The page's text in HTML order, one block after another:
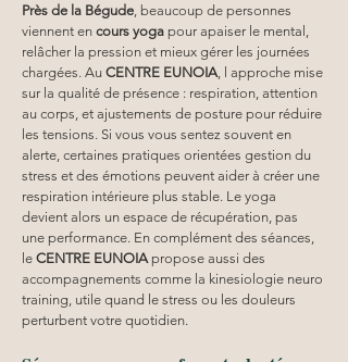
Près de la Bégude , beaucoup de personnes
viennent en cours yoga pour apaiser le mental,
relâcher la pression et mieux gérer les journées
chargées. Au CENTRE EUNOIA , l approche mise
sur la qualité de présence : respiration, attention
au corps, et ajustements de posture pour réduire
les tensions. Si vous vous sentez souvent en
alerte, certaines pratiques orientées gestion du
stress et des émotions peuvent aider à créer une
respiration intérieure plus stable. Le yoga
devient alors un espace de récupération, pas
une performance. En complément des séances,
le CENTRE EUNOIA propose aussi des
accompagnements comme la kinesiologie neuro
training, utile quand le stress ou les douleurs
perturbent votre quotidien.